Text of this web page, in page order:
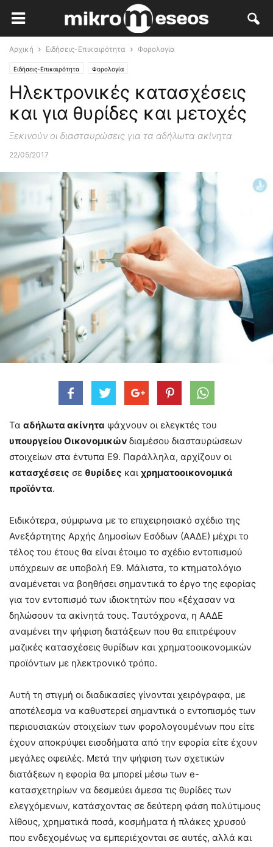
Αρχική Ειδήσεις-Επικαιρότητα Φορολογία
Ειδήσεις-Επικαιρότητα Φορολογία
Ηλεκτρονικές κατασχέσεις
και για θυρίδες και μετοχές
Ξεκινούν οι διασταυρώσεις για τα αδήλωτα ακίνητα
22/05/2017
Τα αδήλωτα ακίνητα ψάχνουν οι ελεγκτές του
υπουργείου Οικονομικών διαμέσου διασταυρώσεων
στοιχείων στα έντυπα Ε9. Παράλληλα, αρχίζουν οι
κατασχέσεις σε θυρίδες και χρηματοοικονομικά
προϊόντα.
Ειδικότερα, σύμφωνα με το επιχειρησιακό σχέδιο της
Ανεξάρτητης Αρχής Δημοσίων Εσόδων (ΑΑΔΕ) μέχρι το
τέλος του έτους θα είναι έτοιμο το σχέδιο εντοπισμού
υπόχρεων σε υποβολή Ε9. Μάλιστα, το κτηματολόγιο
αναμένεται να βοηθήσει σημαντικά το έργο της εφορίας
για τον εντοπισμό των ιδιοκτητών που «ξέχασαν να
δηλώσουν τα ακίνητά τους. Ταυτόχρονα, η ΑΑΔΕ
αναμένει την ψήφιση διατάξεων που θα επιτρέψουν
μαζικές κατασχέσεις θυρίδων και χρηματοοικονομικών
προϊόντων με ηλεκτρονικό τρόπο.
Αυτή τη στιγμή οι διαδικασίες γίνονται χειρόγραφα, με
αποτέλεσμα να καθυστερεί σημαντικά ο εντοπισμός των
περιουσιακών στοιχείων των φορολογουμένων που είτε
έχουν αποκρύψει εισοδήματα από την εφορία είτε έχουν
μεγάλες οφειλές. Μετά την ψήφιση των σχετικών
διατάξεων η εφορία θα μπορεί μέσω των e-
κατασχετηρίων να δεσμεύει άμεσα τις θυρίδες των
ελεγχόμενων, κατάσχοντας σε δεύτερη φάση πολύτιμους
λίθους, χρηματικά ποσά, κοσμήματα ή πλάκες χρυσού
που ενδεχομένως να εμπεριέχονται σε αυτές, αλλά και